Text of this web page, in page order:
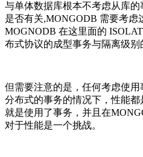
与单体数据库根本不考虑从库
是否有关,MONGODB 需要考虑
MOGNODB 在这里面的
布式协议的成型事务与隔离级别
但需要注意的是，任何考虑使
分布式的事务的情况下，性能
就是使用了事务，并且在
对于性能是一个挑战。